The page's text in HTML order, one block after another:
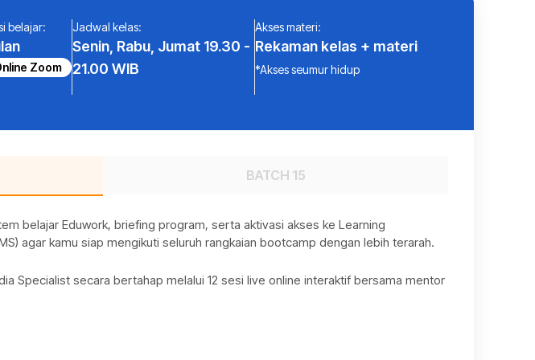
media
kepada para stakeholders
belajar:
Zoom
Jadwal kelas:
Senin, Rabu, Jumat 19.30 -
21.00 WIB
Akses materi:
Rekaman kelas + materi
*Akses seumur hidup
BATCH 15
belajar Eduwork, briefing program, serta aktivasi akses ke Learning
agar kamu siap mengikuti seluruh rangkaian bootcamp dengan lebih terarah.
Specialist secara bertahap melalui 12 sesi live online interaktif bersama mentor